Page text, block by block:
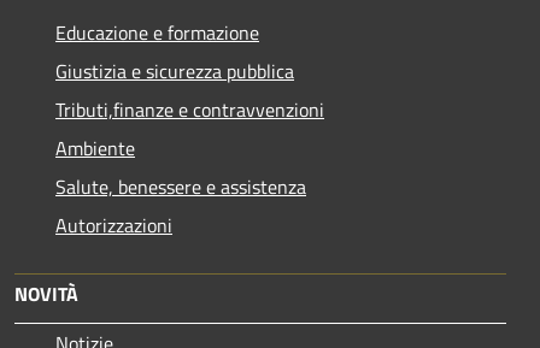
Educazione e formazione
Giustizia e sicurezza pubblica
Tributi,finanze e contravvenzioni
Ambiente
Salute, benessere e assistenza
Autorizzazioni
NOVITÀ